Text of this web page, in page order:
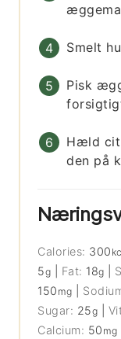
Smelt
Pisk
Hæld
den på
Calories: 300
5g Fat: 18g
150 mg
Sugar: 25g
Calcium: 50 mg